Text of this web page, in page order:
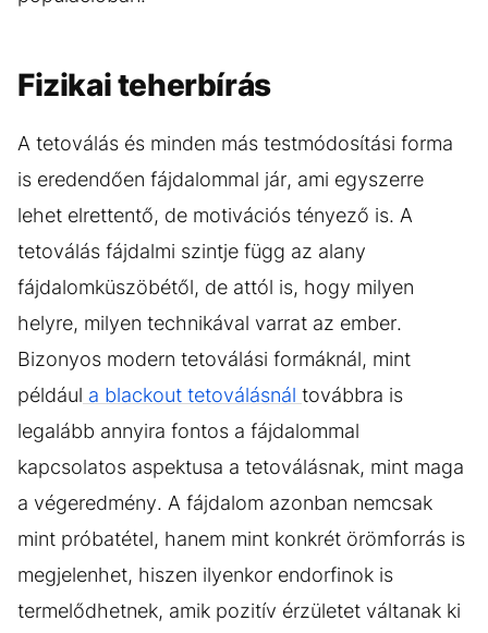
Fizikai teherbírás
A tetoválás és minden más testmódosítási forma
is eredendően fájdalommal jár, ami egyszerre
lehet elrettentő, de motivációs tényező is. A
tetoválás fájdalmi szintje függ az alany
fájdalomküszöbétől, de attól is, hogy milyen
helyre, milyen technikával varrat az ember.
Bizonyos modern tetoválási formáknál, mint
például a blackout tetoválásnál továbbra is
legalább annyira fontos a fájdalommal
kapcsolatos aspektusa a tetoválásnak, mint maga
a végeredmény. A fájdalom azonban nemcsak
mint próbatétel, hanem mint konkrét örömforrás is
megjelenhet, hiszen ilyenkor endorfinok is
termelődhetnek, amik pozitív érzületet váltanak ki